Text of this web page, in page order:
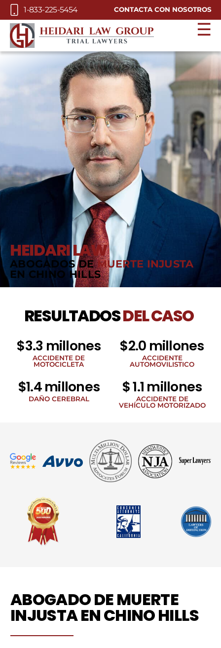
Skip to Main Content
1-833-225-5454 CONTACTA CON NOSOTROS
☰
HEIDARI LAW
ABOGADOS DEMUERTE INJUSTA
EN CHINO HILLS
RESULTADOSDEL CASO
$3.3 millones
ACCIDENTE DE
MOTOCICLETA
$2.0 millones
ACCIDENTE
AUTOMOVILISTICO
$1.4 millones
DAÑO CEREBRAL
$ 1.1 millones
ACCIDENTE DE
VEHÍCULO MOTORIZADO
ABOGADO DE MUERTE
INJUSTA EN CHINO HILLS